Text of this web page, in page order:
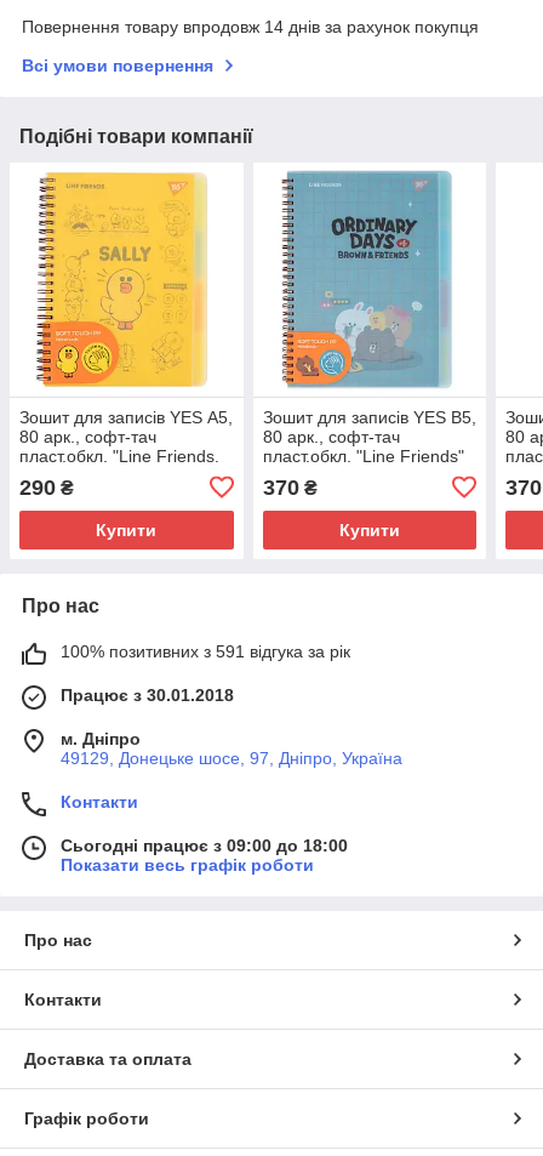
Повернення товару впродовж 14 днів за рахунок покупця
Всі умови повернення
Подібні товари компанії
Зошит для записів YES А5,
80 арк., софт-тач
пласт.обкл. "Line Friends.
290 ₴
Купити
Зошит для записів YES В5,
80 арк., софт-тач
пласт.обкл. "Line Friends"
370₴
Купити
80
370
Про нас
100% позитивних з 591 відгука за рік
Працює з 30.01.2018
м. Дніпро
49129, Донецьке шосе, 97, Дніпро, Україна
Контакти
Сьогодні працює з 09:00 до 18:00
Показати весь графік роботи
Про нас
Контакти
Доставка та оплата
Графік роботи